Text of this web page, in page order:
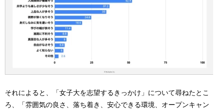
それによると、「女子大を志望するきっかけ」について尋ねたとこ
ろ、「雰囲気の良さ、落ち着き、安心できる環境、オープンキャン